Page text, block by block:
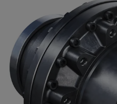
Dynaset
Vinsjer
Vis priserinkl. mva.